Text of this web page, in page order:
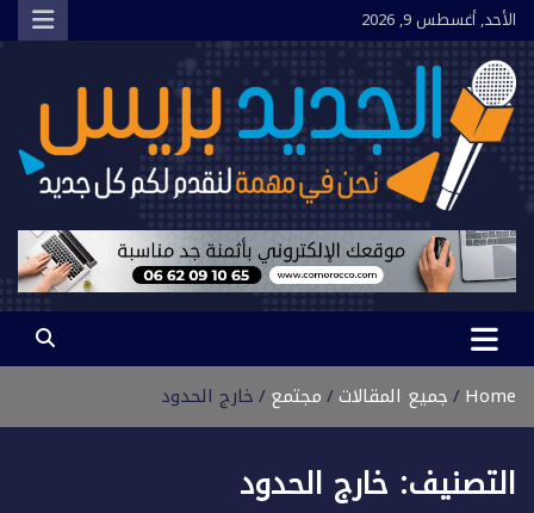
Skip
to
content
الأحد, أغسطس 9, 2026
الجديد بريس
نحن في مهمة لنقدم لكم كل جديد
Home جميع المقالات مجتمع خارج الحدود
التصنيف: خارج الحدود